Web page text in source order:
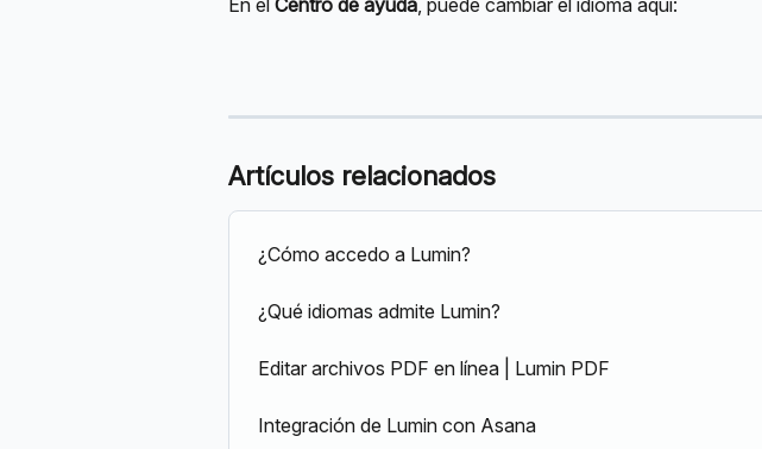
Artículos relacionados
¿Cómo accedo a Lumin?
¿Qué idiomas admite Lumin?
Editar archivos PDF en línea | Lumin PDF
Integración de Lumin con Asana